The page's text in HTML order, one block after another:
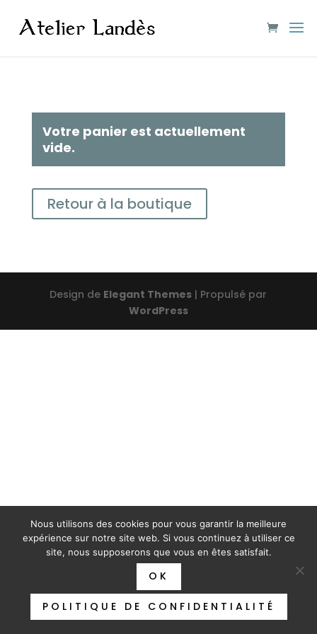
Votre panier est actuellement
vide.
Retour à la boutique
Design de Elegant Themes | Propulsé par
WordPress
Nous utilisons des cookies pour vous garantir la meilleure
expérience sur notre site web. Si vous continuez à utiliser ce
site, nous supposerons que vous en êtes satisfait.
OK
POLITIQUE DE CONFIDENTIALITÉ